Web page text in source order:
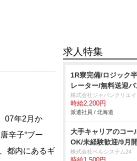
07年2月か
辛子“ブー
都内にあるギ
求人特集
1R寮完備/ロジック
レーター/無料送迎バ
株式会社ジャパンクリエ
時給2,200円
派遣社員 / 北海道
大手キャリアのコー
OK/未経験歓迎/9月
株式会社ベルシステム24